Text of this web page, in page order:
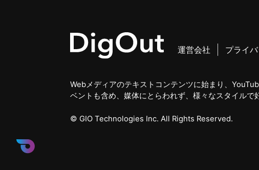
運営会社 プライ
Webメディアのテキストコンテンツに始まり、
ベントも含め、媒体にとらわれず、様々なスタイルで
© GIO Technologies Inc. All Rights Reserved.